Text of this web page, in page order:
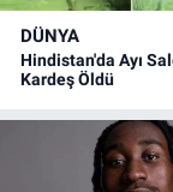
DÜNYA
Hindistan'da Ayı
Kardeş Öldü